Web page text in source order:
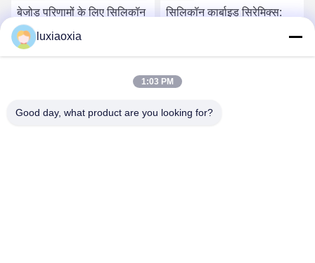
बेजोड़ परिणामों के लिए सिलिकॉन
कार्बाइड सिरेमिक के साथ अपने
उद्योग में क्रांति लाएं
सबसे अच्छी कीमत पाएं
सिलिकॉन कार्बाइड सिरेमिक्स:
luxiaoxia
1:03 PM
Good day, what product are you looking for?